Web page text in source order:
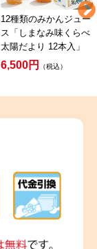
12種類のみかんジュー
ス「しまなみ味くらべ
太陽だより 12本入」
6,500円 （税込）